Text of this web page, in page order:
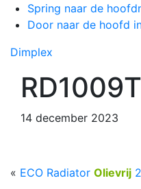
Spring naar de
Door naar de hoofd
Dimplex
14 december 2023
« ECO Radiator Olievrij